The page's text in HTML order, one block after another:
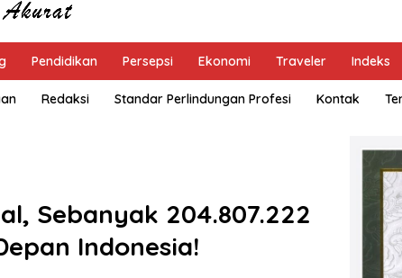
Pendidikan Persepsi Ekonomi Traveler Indeks
Redaksi Standar Perlindungan Profesi Kontak
Sebanyak 204.807.222
Indonesia!